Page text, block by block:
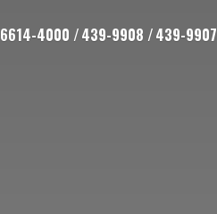
6614-4000 / 439-9908 / 439-9907